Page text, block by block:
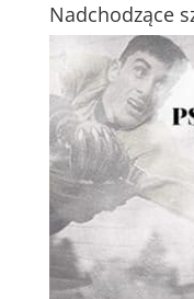
Nadchodzące